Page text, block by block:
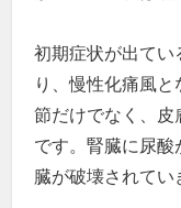
初期症状が出てい
り、慢性化痛風
節だけでなく、皮
です。腎臓に尿酸
臓が破壊されてい